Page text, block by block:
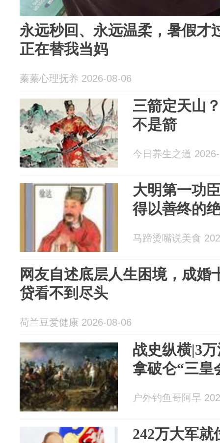
永远秒回、永远温柔，暑假才
正在替我当妈
蓁蓁心理抚养 2026-08-06
三箭定天山
不是箭
今日养生之道
大明第一功
得以善终的
马蹄烫嘴说美食
网友自述底层人生困境，成婚
贷看不到尽头
荷兰豆爱健康 2026-08-06
战史纵横|3
拿破仑“三皇
户外钓鱼哥阿旱
242万大军就